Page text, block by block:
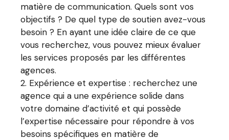
matière de communication. Quels sont vos
objectifs ? De quel type de soutien avez-vous
besoin ? En ayant une idée claire de ce que
vous recherchez, vous pouvez mieux évaluer
les services proposés par les différentes
agences.
Expérience et expertise : recherchez une
agence qui a une expérience solide dans
votre domaine d’activité et qui possède
l’expertise nécessaire pour répondre à vos
besoins spécifiques en matière de